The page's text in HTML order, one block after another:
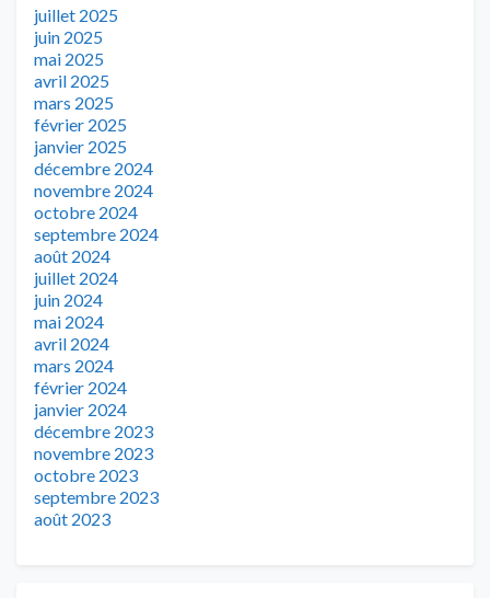
juillet 2025
juin 2025
mai 2025
avril 2025
mars 2025
février 2025
janvier 2025
décembre 2024
novembre 2024
octobre 2024
septembre 2024
août 2024
juillet 2024
juin 2024
mai 2024
avril 2024
mars 2024
février 2024
janvier 2024
décembre 2023
novembre 2023
octobre 2023
septembre 2023
août 2023